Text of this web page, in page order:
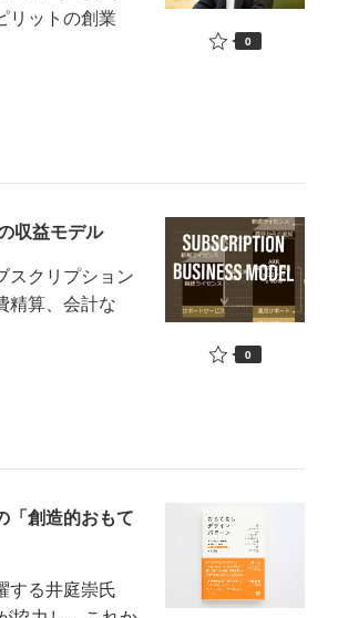
リットの創業
0
収益モデル
スクリプション
精算、会計な
0
「創造的おもて
する井庭崇氏